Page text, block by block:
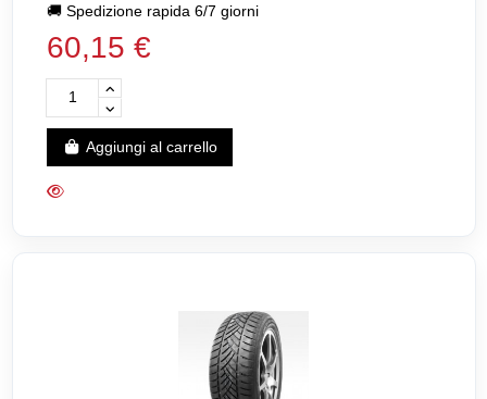
🚚Spedizione rapida 6/7 giorni
60,15 €
Aggiungi al carrello